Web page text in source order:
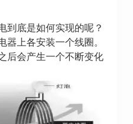
到底是如何实现的呢？
上各安装一个线圈。
后会产生一个不断变化